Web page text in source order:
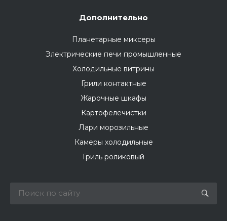
Дополнительно
Планетарные миксеры
Электрические печи промышленные
Холодильные витрины
Грили контактные
Жарочные шкафы
Картофелечистки
Лари морозильные
Камеры холодильные
Гриль роликовый